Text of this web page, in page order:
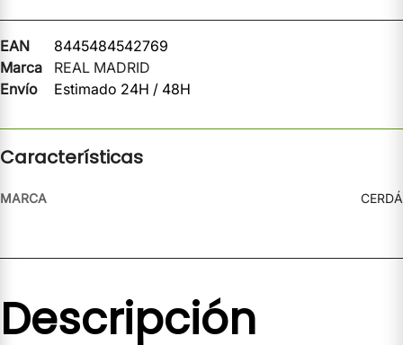
EAN
8445484542769
Marca
REAL MADRID
Envío
Estimado 24H / 48H
Características
MARCA CERDÁ
Descripción